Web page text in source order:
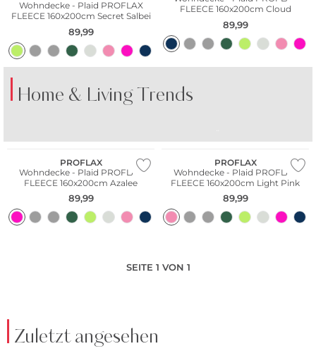
Wohndecke - Plaid PROFLAX
FLEECE 160x200cm Secret Salbei
89,99
FLEECE 160x200cm Cloud
89,99
Home & Living Trends
PROFLAX
Wohndecke - Plaid PROFLAX
FLEECE 160x200cm Azalee
89,99
PROFLAX
Wohndecke - Plaid PROFLAX
FLEECE 160x200cm Light Pink
89,99
SEITE 1 VON 1
Zuletzt angesehen